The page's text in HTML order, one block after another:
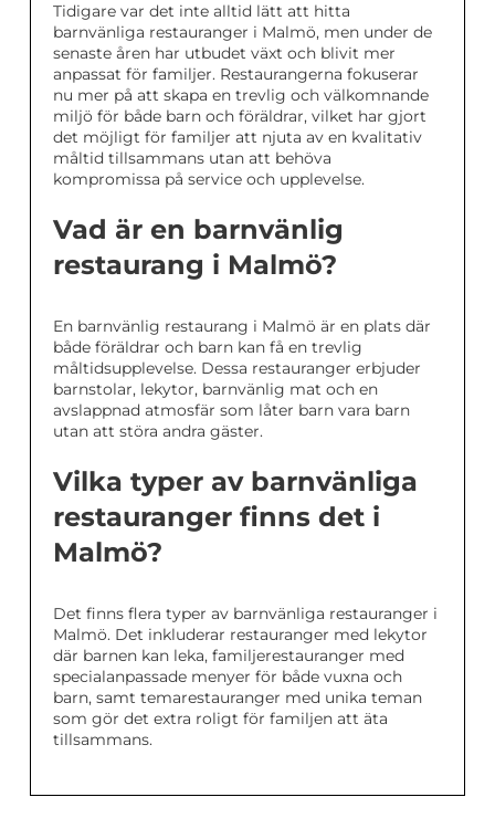
Tidigare var det inte alltid lätt att hitta
barnvänliga restauranger i Malmö, men under de
senaste åren har utbudet växt och blivit mer
anpassat för familjer. Restaurangerna fokuserar
nu mer på att skapa en trevlig och välkomnande
miljö för både barn och föräldrar, vilket har gjort
det möjligt för familjer att njuta av en kvalitativ
måltid tillsammans utan att behöva
kompromissa på service och upplevelse.
Vad är en barnvänlig
restaurang i Malmö?
En barnvänlig restaurang i Malmö är en plats där
både föräldrar och barn kan få en trevlig
måltidsupplevelse. Dessa restauranger erbjuder
barnstolar, lekytor, barnvänlig mat och en
avslappnad atmosfär som låter barn vara barn
utan att störa andra gäster.
Vilka typer av barnvänliga
restauranger finns det i
Malmö?
Det finns flera typer av barnvänliga restauranger i
Malmö. Det inkluderar restauranger med lekytor
där barnen kan leka, familjerestauranger med
specialanpassade menyer för både vuxna och
barn, samt temarestauranger med unika teman
som gör det extra roligt för familjen att äta
tillsammans.